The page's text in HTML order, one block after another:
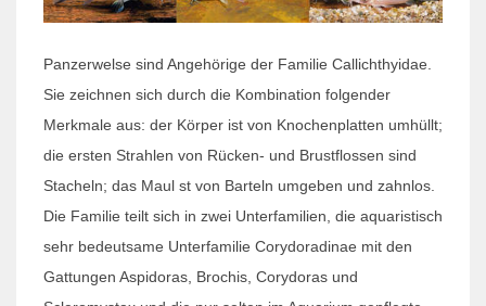
Panzerwelse sind Angehörige der Familie Callichthyidae.
Sie zeichnen sich durch die Kombination folgender
Merkmale aus: der Körper ist von Knochenplatten umhüllt;
die ersten Strahlen von Rücken- und Brustflossen sind
Stacheln; das Maul st von Barteln umgeben und zahnlos.
Die Familie teilt sich in zwei Unterfamilien, die aquaristisch
sehr bedeutsame Unterfamilie Corydoradinae mit den
Gattungen Aspidoras, Brochis, Corydoras und